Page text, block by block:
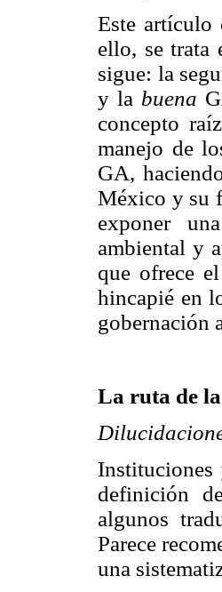
Este artículo
ello, se trata
sigue: la
y la buena
concepto
manejo de
GA,
México y su
exponer
ambiental y
que ofrece
hincapié en
gobernación
La ruta de
Instituciones
definición
algunos
Parece
una